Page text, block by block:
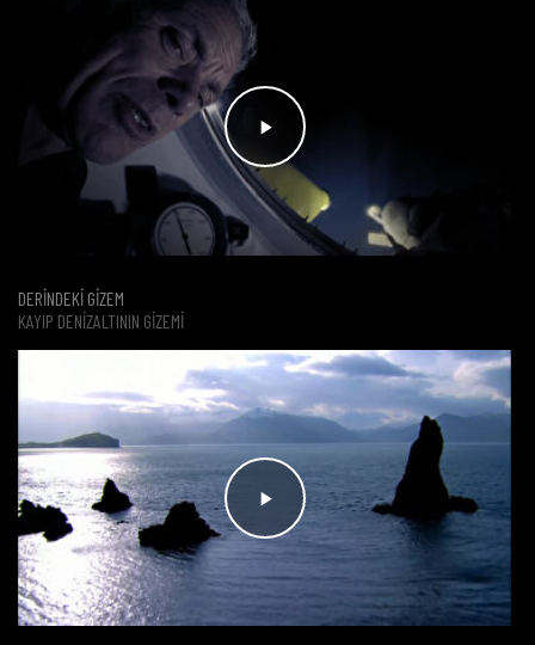
DERİNDEKİ GİZEM
KAYIP DENIZALTININ GIZEMI